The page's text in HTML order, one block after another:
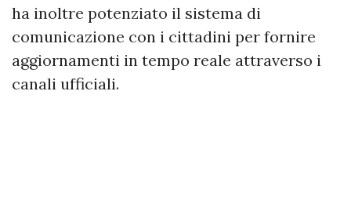
ha inoltre potenziato il sistema di
comunicazione con i cittadini per fornire
aggiornamenti in tempo reale attraverso i
canali ufficiali.